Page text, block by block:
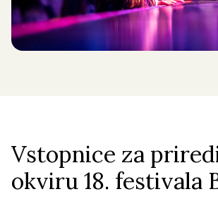
Vstopnice za
okviru 18. festivala